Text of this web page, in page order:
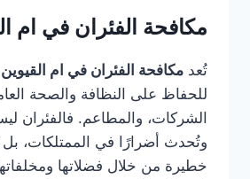
مكافحة الفئران في ام
تُعد مكافحة الفئران في ام القيوين
للحفاظ على النظافة والصحة
الشركات، والمطاعم. فالفئران
وتُحدث أضرارًا في الممتلكات، بل
خطيرة من خلال فضلاتها